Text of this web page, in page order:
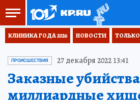
КЛИНИКА ГОДА 2026 НОВОСТИ
ПРОИСШЕСТВИЯ 27 декабря 2022 13:41
Заказные
миллиардные